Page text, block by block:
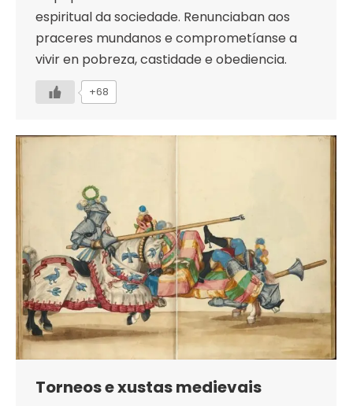
espiritual da sociedade. Renunciaban aos
praceres mundanos e comprometíanse a
vivir en pobreza, castidade e obediencia.
+68
Torneos e xustas medievais